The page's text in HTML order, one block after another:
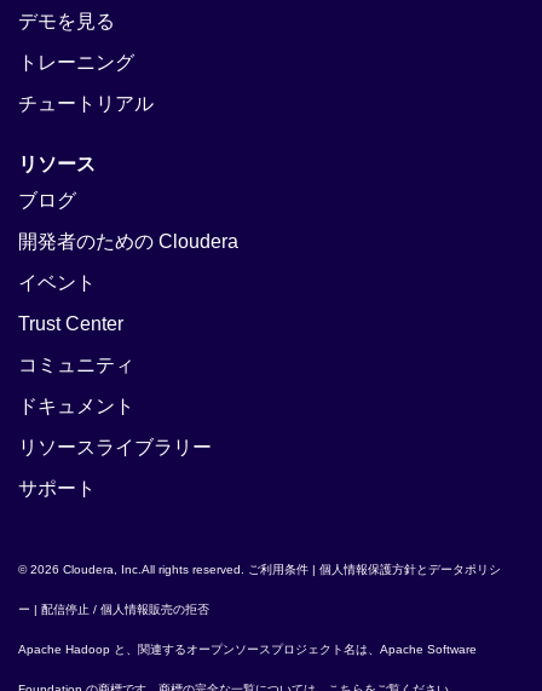
デモを見る
トレーニング
チュートリアル
リソース
ブログ
開発者のための Cloudera
イベント
Trust Center
コミュニティ
ドキュメント
リソースライブラリー
サポート
© 2026 Cloudera, Inc.All rights reserved. ご利用条件 | 個人情報保護方針とデータポリシ
ー | 配信停止 / 個人情報販売の拒否
Apache Hadoop と、関連するオープンソースプロジェクト名は、 Apache Software